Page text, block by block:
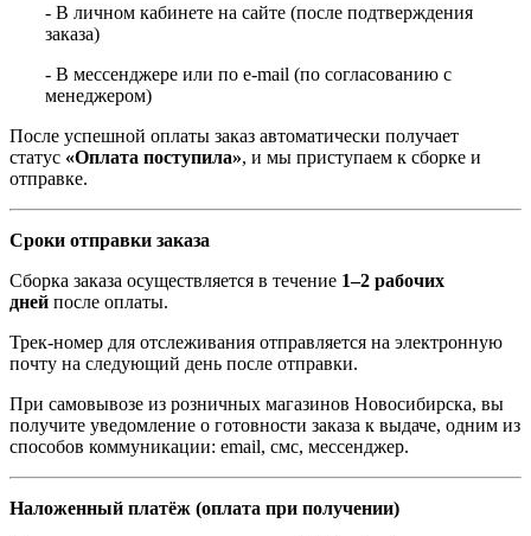
- В личном кабинете на сайте (после подтверждения
заказа)
- В мессенджере или по e-mail (по согласованию с
менеджером)
После успешной оплаты заказ автоматически получает
статус «Оплата поступила», и мы приступаем к сборке и
отправке.
Сроки отправки заказа
Сборка заказа осуществляется в течение 1–2 рабочих
дней после оплаты.
Трек-номер для отслеживания отправляется на электронную
почту на следующий день после отправки.
При самовывозе из розничных магазинов Новосибирска, вы
получите уведомление о готовности заказа к выдаче, одним из
способов коммуникации: email, смс, мессенджер.
Наложенный платёж (оплата при получении)